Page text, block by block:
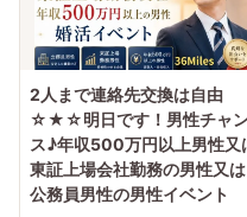
2人まで連絡先交換は自由
☆★☆明日です！男性チャ
ス♪年収500万円以上男性又
東証上場会社勤務の男性又は
公務員男性の男性イベント